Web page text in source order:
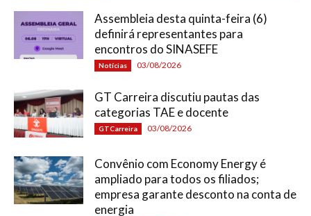
Assembleia desta quinta-feira (6)
definirá representantes para
encontros do SINASEFE
Notícias 03/08/2026
GT Carreira discutiu pautas das
categorias TAE e docente
GTCarreira 03/08/2026
Convênio com Economy Energy é
ampliado para todos os filiados;
empresa garante desconto na conta de
energia